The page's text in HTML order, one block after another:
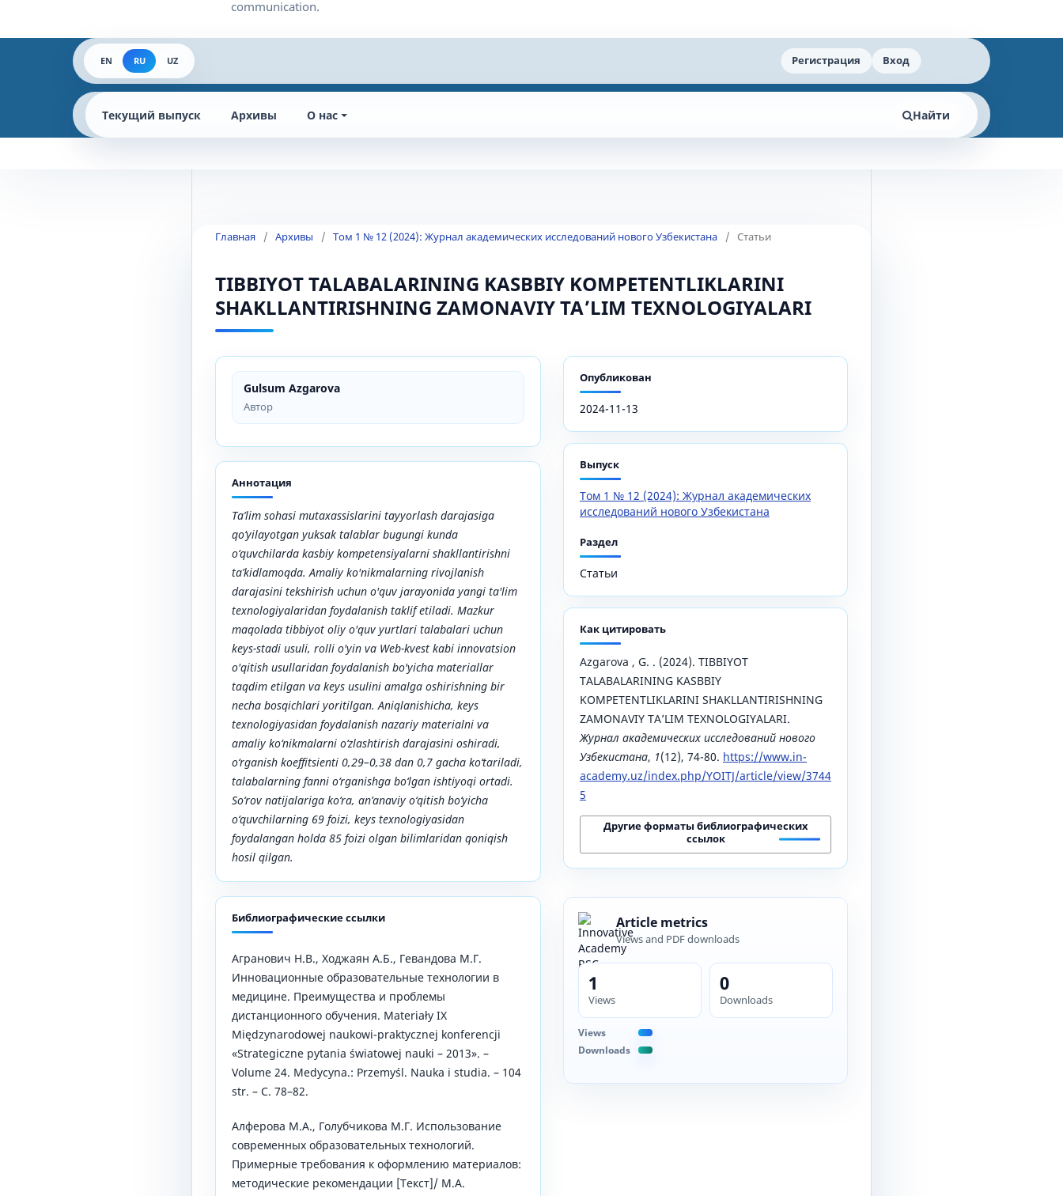
EN RU UZ Регистрация Вход
Текущий выпуск Архивы О нас Найти
Главная / Архивы / Том 1 № 12 (2024): Журнал академических исследований нового Узбекистана / Статьи
TIBBIYOT TALABALARINING KASBBIY KOMPETENTLIKLARINI
SHAKLLANTIRISHNING ZAMONAVIY TA’LIM TEXNOLOGIYALARI
Gulsum Azgarova
Автор
Аннотация
Ta’lim sohasi mutaxassislarini tayyorlash darajasiga
qo‘yilayotgan yuksak talablar bugungi kunda
o‘quvchilarda kasbiy kompetensiyalarni shakllantirishni
ta’kidlamoqda. Amaliy ko'nikmalarning rivojlanish
darajasini tekshirish uchun o'quv jarayonida yangi ta'lim
texnologiyalaridan foydalanish taklif etiladi. Mazkur
maqolada tibbiyot oliy o'quv yurtlari talabalari uchun
keys-stadi usuli, rolli o'yin va Web-kvest kabi innovatsion
o'qitish usullaridan foydalanish bo'yicha materiallar
taqdim etilgan va keys usulini amalga oshirishning bir
necha bosqichlari yoritilgan. Aniqlanishicha, keys
texnologiyasidan foydalanish nazariy materialni va
amaliy ko‘nikmalarni o‘zlashtirish darajasini oshiradi,
o‘rganish koeffitsienti 0,29–0,38 dan 0,7 gacha ko‘tariladi,
talabalarning fanni o‘rganishga bo‘lgan ishtiyoqi ortadi.
So‘rov natijalariga ko‘ra, an’anaviy o‘qitish bo‘yicha
o‘quvchilarning 69 foizi, keys texnologiyasidan
foydalangan holda 85 foizi olgan bilimlaridan qoniqish
hosil qilgan.
Библиографические ссылки
Агранович Н.В., Ходжаян А.Б., Гевандова М.Г.
Инновационные образовательные технологии в
медицине. Преимущества и проблемы
дистанционного обучения. Materiały IX
Międzynarodowej naukowi-praktycznej konferencji
«Strategiczne pytania światowej nauki – 2013». –
Volume 24. Medycyna.: Przemyśl. Nauka i studia. – 104
str. – С. 78–82.
Алферова М.А., Голубчикова М.Г. Использование
современных образовательных технологий.
Примерные требования к оформлению материалов:
методические рекомендации [Текст]/ М.А.
Опубликован
2024-11-13
Выпуск
Том 1 № 12 (2024): Журнал академических
исследований нового Узбекистана
Раздел
Статьи
Как цитировать
Azgarova , G. . (2024). TIBBIYOT
TALABALARINING KASBBIY
KOMPETENTLIKLARINI SHAKLLANTIRISHNING
ZAMONAVIY TA’LIM TEXNOLOGIYALARI.
Журнал академических исследований нового
Узбекистана, 1(12), 74-80. https://www.in-
academy.uz/index.php/YOITJ/article/view/3744
5
Другие форматы библиографических
ссылок
Article metrics
Views and PDF downloads
1
Views
0
Downloads
Views
Downloads